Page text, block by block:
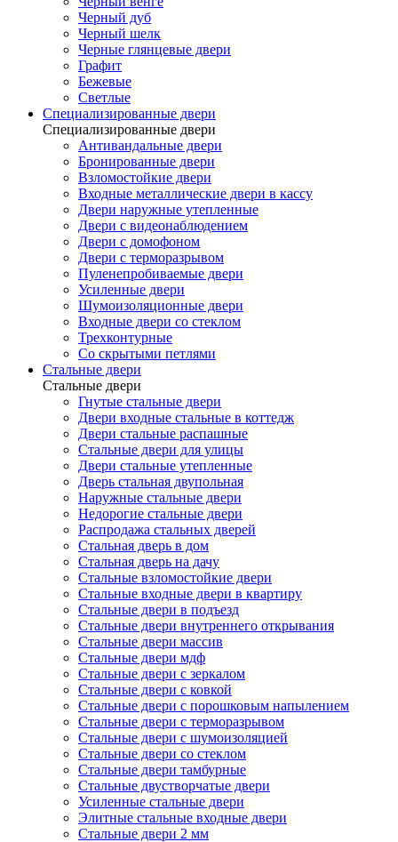
Черный дуб
Черный шелк
Черные глянцевые двери
Графит
Бежевые
Светлые
Специализированные двери
Специализированные двери
Антивандальные двери
Бронированные двери
Взломостойкие двери
Входные металлические двери в кассу
Двери наружные утепленные
Двери с видеонаблюдением
Двери с домофоном
Двери с терморазрывом
Пуленепробиваемые двери
Усиленные двери
Шумоизоляционные двери
Входные двери со стеклом
Трехконтурные
Со скрытыми петлями
Стальные двери
Стальные двери
Гнутые стальные двери
Двери входные стальные в коттедж
Двери стальные распашные
Стальные двери для улицы
Двери стальные утепленные
Дверь стальная двупольная
Наружные стальные двери
Недорогие стальные двери
Распродажа стальных дверей
Стальная дверь в дом
Стальная дверь на дачу
Стальные взломостойкие двери
Стальные входные двери в квартиру
Стальные двери в подъезд
Стальные двери внутреннего открывания
Стальные двери массив
Стальные двери мдф
Стальные двери с зеркалом
Стальные двери с ковкой
Стальные двери с порошковым напылением
Стальные двери с терморазрывом
Стальные двери с шумоизоляцией
Стальные двери со стеклом
Стальные двери тамбурные
Стальные двустворчатые двери
Усиленные стальные двери
Элитные стальные входные двери
Стальные двери 2 мм